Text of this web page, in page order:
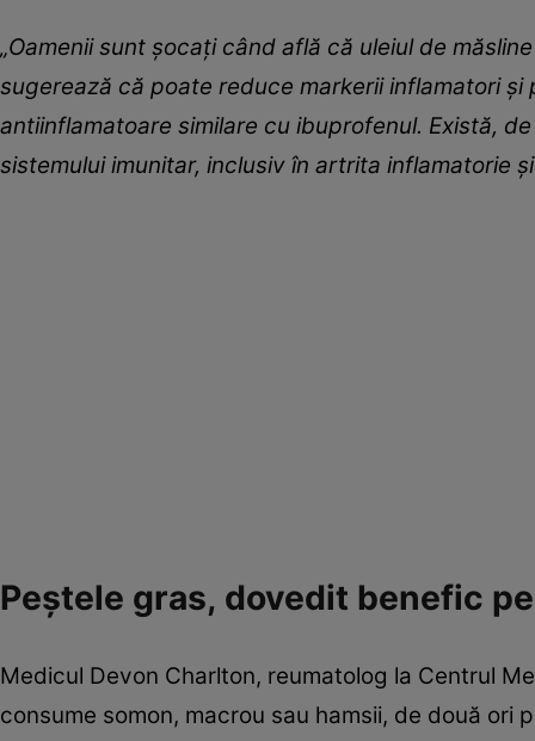
„Oamenii sunt șocați când află că uleiul de
sugerează că poate reduce markerii inflamatori
antiinflamatoare similare cu ibuprofenul. Există,
sistemului imunitar, inclusiv în artrita inflamatorie
Peștele gras, dovedit benefic
Medicul Devon Charlton, reumatolog la Centrul
consume somon, macrou sau hamsii, de două